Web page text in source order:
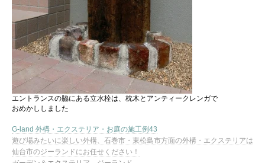
エントランスの脇にある立水栓は、枕木とアンティークレンガで
おめかししました
G-land 外構・エクステリア・お庭の施工例43
遊び場みたいに楽しい外構、石巻市・東松島市方面の外構・エクステリアは
仙台市のジーランドにお任せください！